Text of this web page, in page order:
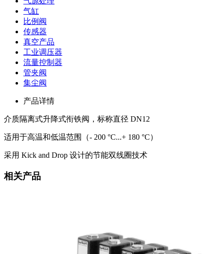
气缸
比例阀
传感器
真空产品
工业调压器
流量控制器
管夹阀
集尘阀
产品详情
介质隔离式升降式衔铁阀，标称直径 DN12
适用于高温和低温范围（- 200 °C...+ 180 °C）
采用 Kick and Drop 设计的节能双线圈技术
相关产品